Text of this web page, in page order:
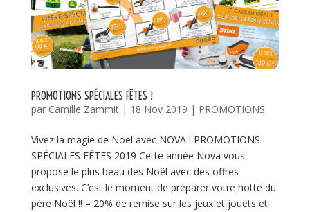
PROMOTIONS SPÉCIALES FÊTES !
par Camille Zammit| 18 Nov 2019 | PROMOTIONS
Vivez la magie de Noël avec NOVA ! PROMOTIONS
SPÉCIALES FÊTES 2019 Cette année Nova vous
propose le plus beau des Noël avec des offres
exclusives. C’est le moment de préparer votre hotte du
père Noël !! – 20% de remise sur les jeux et jouets et